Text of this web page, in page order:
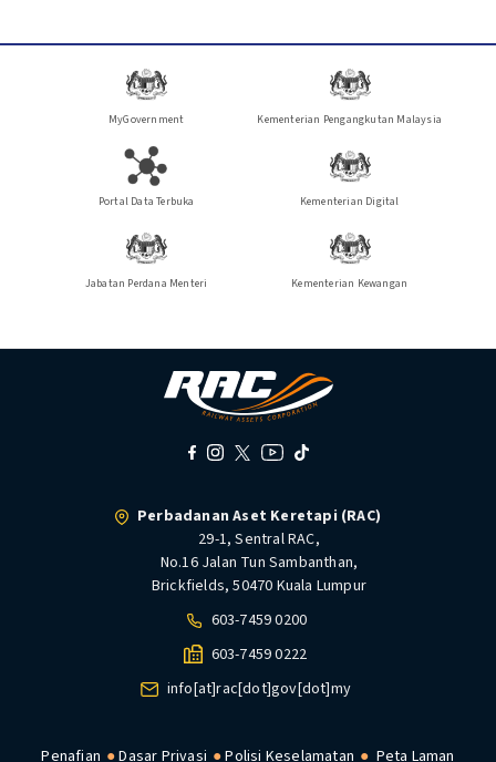
MyGovernment Kementerian Pengangkutan Malaysia
Portal Data Terbuka Kementerian Digital
Jabatan Perdana Menteri Kementerian Kewangan
Perbadanan Aset Keretapi (RAC)
29-1, Sentral RAC,
No.16 Jalan Tun Sambanthan,
Brickfields, 50470 Kuala Lumpur
603-7459 0200
603-7459 0222
info[at]rac[dot]gov[dot]my
Penafian Dasar Privasi Polisi Keselamatan Peta Laman